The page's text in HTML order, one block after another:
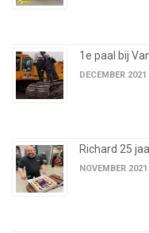
1e paal bij
DECEMBER 2021
Richard 25
NOVEMBER 2021